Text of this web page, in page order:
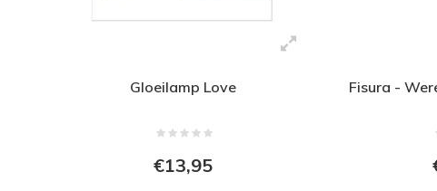
Gloeilamp Love
€13,95
Fisura -